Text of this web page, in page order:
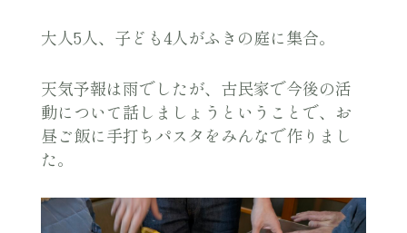
大人5人、子ども4人がふきの庭に集合。
天気予報は雨でしたが、古民家で今後の活
動について話しましょうということで、お
昼ご飯に手打ちパスタをみんなで作りまし
た。